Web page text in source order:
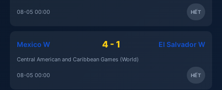
08-05 00:00 HẾT
Mexico W 4 - 1 El Salvador W
Central American and Caribbean Games (World)
08-05 00:00 HẾT